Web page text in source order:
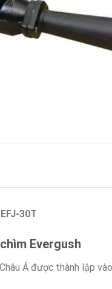
30T
Evergush
Á được thành lập